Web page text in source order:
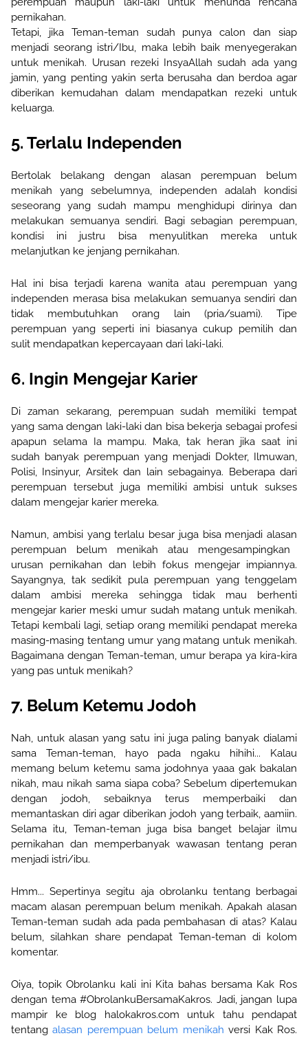
pernikahan.
Tetapi, jika Teman-teman sudah punya calon dan siap
menjadi seorang istri/Ibu, maka lebih baik menyegerakan
untuk menikah. Urusan rezeki InsyaAllah sudah ada yang
jamin, yang penting yakin serta berusaha dan berdoa agar
diberikan kemudahan dalam mendapatkan rezeki untuk
keluarga.
5. Terlalu Independen
Bertolak belakang dengan alasan perempuan belum
menikah yang sebelumnya, independen adalah kondisi
seseorang yang sudah mampu menghidupi dirinya dan
melakukan semuanya sendiri. Bagi sebagian perempuan,
kondisi ini justru bisa menyulitkan mereka untuk
melanjutkan ke jenjang pernikahan.
Hal ini bisa terjadi karena wanita atau perempuan yang
independen merasa bisa melakukan semuanya sendiri dan
tidak membutuhkan orang lain (pria/suami). Tipe
perempuan yang seperti ini biasanya cukup pemilih dan
sulit mendapatkan kepercayaan dari laki-laki.
6. Ingin Mengejar Karier
Di zaman sekarang, perempuan sudah memiliki tempat
yang sama dengan laki-laki dan bisa bekerja sebagai profesi
apapun selama Ia mampu. Maka, tak heran jika saat ini
sudah banyak perempuan yang menjadi Dokter, Ilmuwan,
Polisi, Insinyur, Arsitek dan lain sebagainya. Beberapa dari
perempuan tersebut juga memiliki ambisi untuk sukses
dalam mengejar karier mereka.
Namun, ambisi yang terlalu besar juga bisa menjadi alasan
perempuan belum menikah atau mengesampingkan
urusan pernikahan dan lebih fokus mengejar impiannya.
Sayangnya, tak sedikit pula perempuan yang tenggelam
dalam ambisi mereka sehingga tidak mau berhenti
mengejar karier meski umur sudah matang untuk menikah.
Tetapi kembali lagi, setiap orang memiliki pendapat mereka
masing-masing tentang umur yang matang untuk menikah.
Bagaimana dengan Teman-teman, umur berapa ya kira-kira
yang pas untuk menikah?
7. Belum Ketemu Jodoh
Nah, untuk alasan yang satu ini juga paling banyak dialami
sama Teman-teman, hayo pada ngaku hihihi... Kalau
memang belum ketemu sama jodohnya yaaa gak bakalan
nikah, mau nikah sama siapa coba? Sebelum dipertemukan
dengan jodoh, sebaiknya terus memperbaiki dan
memantaskan diri agar diberikan jodoh yang terbaik, aamiin.
Selama itu, Teman-teman juga bisa banget belajar ilmu
pernikahan dan memperbanyak wawasan tentang peran
menjadi istri/ibu.
Hmm... Sepertinya segitu aja obrolanku tentang berbagai
macam alasan perempuan belum menikah. Apakah alasan
Teman-teman sudah ada pada pembahasan di atas? Kalau
belum, silahkan share pendapat Teman-teman di kolom
komentar.
Oiya, topik Obrolanku kali ini Kita bahas bersamaKak Ros
dengan tema #ObrolankuBersamaKakros. Jadi, jangan lupa
mampir ke blog halokakros.com untuk tahu pendapat
tentangalasan perempuan belum menikah versi Kak Ros.